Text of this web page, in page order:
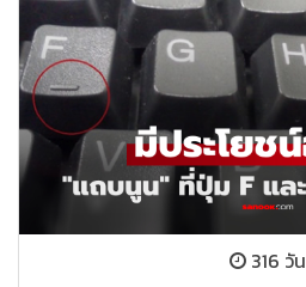
316 วัน